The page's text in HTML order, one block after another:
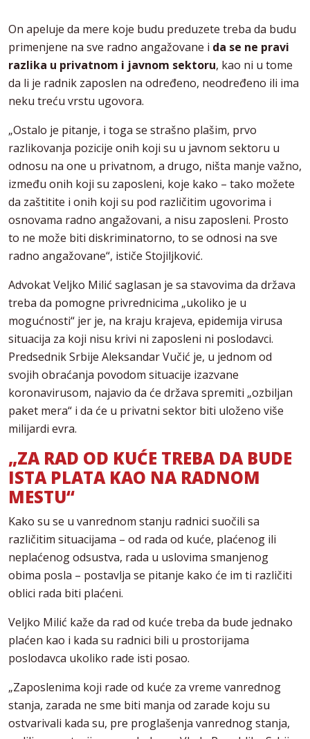
On apeluje da mere koje budu preduzete treba da budu
primenjene na sve radno angažovane i da se ne pravi
razlika u privatnom i javnom sektoru, kao ni u tome
da li je radnik zaposlen na određeno, neodređeno ili ima
neku treću vrstu ugovora.
„Ostalo je pitanje, i toga se strašno plašim, prvo
razlikovanja pozicije onih koji su u javnom sektoru u
odnosu na one u privatnom, a drugo, ništa manje važno,
između onih koji su zaposleni, koje kako – tako možete
da zaštitite i onih koji su pod različitim ugovorima i
osnovama radno angažovani, a nisu zaposleni. Prosto
to ne može biti diskriminatorno, to se odnosi na sve
radno angažovane“, ističe Stojiljković.
Advokat Veljko Milić saglasan je sa stavovima da država
treba da pomogne privrednicima „ukoliko je u
mogućnosti“ jer je, na kraju krajeva, epidemija virusa
situacija za koji nisu krivi ni zaposleni ni poslodavci.
Predsednik Srbije Aleksandar Vučić je, u jednom od
svojih obraćanja povodom situacije izazvane
koronavirusom, najavio da će država spremiti „ozbiljan
paket mera“ i da će u privatni sektor biti uloženo više
milijardi evra.
„ZA RAD OD KUĆE TREBA DA BUDE
ISTA PLATA KAO NA RADNOM
MESTU“
Kako su se u vanrednom stanju radnici suočili sa
različitim situacijama – od rada od kuće, plaćenog ili
neplaćenog odsustva, rada u uslovima smanjenog
obima posla – postavlja se pitanje kako će im ti različiti
oblici rada biti plaćeni.
Veljko Milić kaže da rad od kuće treba da bude jednako
plaćen kao i kada su radnici bili u prostorijama
poslodavca ukoliko rade isti posao.
„Zaposlenima koji rade od kuće za vreme vanrednog
stanja, zarada ne sme biti manja od zarade koju su
ostvarivali kada su, pre proglašenja vanrednog stanja,